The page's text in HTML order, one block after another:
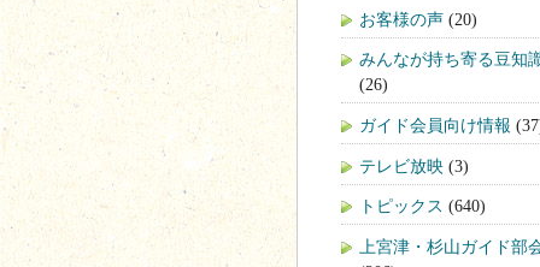
お客様の声 (20)
みんなが持ち寄る豆知
(26)
ガイド会員向け情報
テレビ放映 (3)
トピックス (640)
上宮津・杉山ガイド部